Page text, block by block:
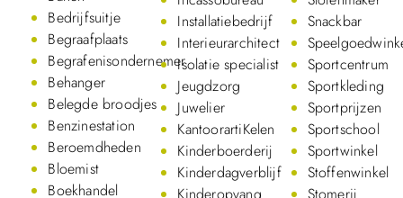
Bedrijfsuitje
Begraafplaats
Begrafenisondernemer
Behanger
Belegde broodjes
Benzinestation
Beroemdheden
Bloemist
Boekhandel
Installatiebedrijf
Interieurarchitect
Isolatie specialist
Jeugdzorg
Juwelier
KantoorartiKelen
Kinderboerderij
Kinderdagverblijf
Snackbar
Sportcentrum
Sportkleding
Sportprijzen
Sportschool
Sportwinkel
Stoffenwinkel